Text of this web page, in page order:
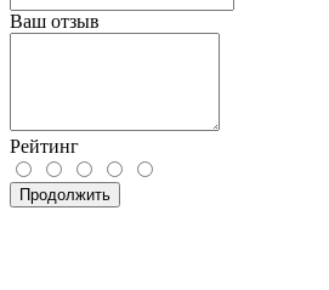
Ваш отзыв
Рейтинг
Продолжить